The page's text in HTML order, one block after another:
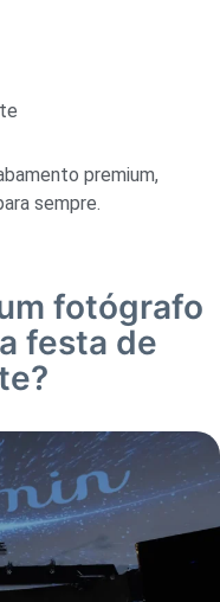
premium,
sempre.
fotógrafo
festa de